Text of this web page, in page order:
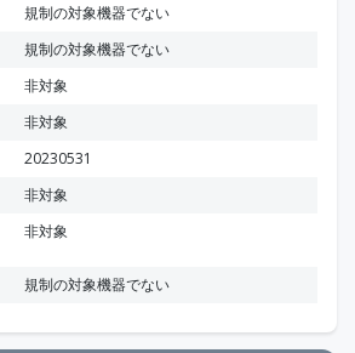
規制の対象機器でない
規制の対象機器でない
非対象
非対象
20230531
非対象
非対象
規制の対象機器でない